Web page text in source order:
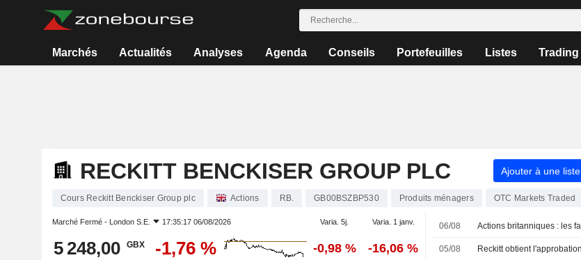
Marchés Actualités Analyses Agenda Conseils Portefeuilles Listes Trading
RECKITT BENCKISER GROUP PLC Ajouter à une liste
Cours Reckitt Benckiser Group plc Actions RB. GB00BSZBP530 Produits ménagers OTC Markets Traded
Marché Fermé - London S.E. 17:35:17 06/08/2026 Varia. 5j. Varia. 1 janv.
5 248,00 GBX -1,76 % -0,98 % -16,06 %
06/08
05/08